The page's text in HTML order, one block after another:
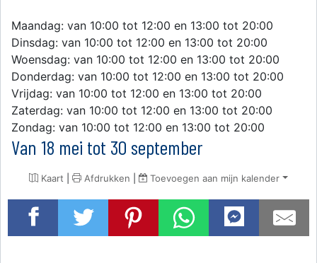
Maandag: van 10:00 tot 12:00 en 13:00 tot 20:00
Dinsdag: van 10:00 tot 12:00 en 13:00 tot 20:00
Woensdag: van 10:00 tot 12:00 en 13:00 tot 20:00
Donderdag: van 10:00 tot 12:00 en 13:00 tot 20:00
Vrijdag: van 10:00 tot 12:00 en 13:00 tot 20:00
Zaterdag: van 10:00 tot 12:00 en 13:00 tot 20:00
Zondag: van 10:00 tot 12:00 en 13:00 tot 20:00
Van 18 mei tot 30 september
Kaart | Afdrukken | Toevoegen aan mijn kalender